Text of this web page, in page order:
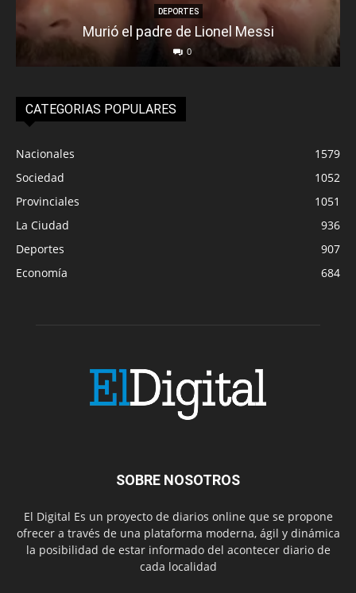
DEPORTES
Murió el padre de Lionel Messi
0
CATEGORIAS POPULARES
Nacionales
1579
Sociedad
1052
Provinciales
1051
La Ciudad
936
Deportes
907
Economía
684
SOBRE NOSOTROS
El Digital Es un proyecto de diarios online que se propone
ofrecer a través de una plataforma moderna, ágil y dinámica
la posibilidad de estar informado del acontecer diario de
cada localidad